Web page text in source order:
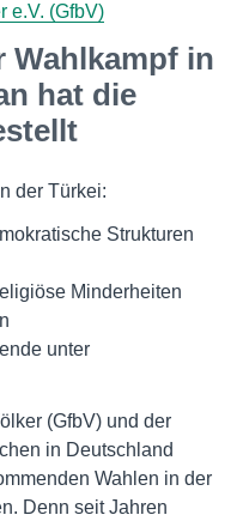
e.V. (GfbV)
Wahlkampf in
hat die
der Türkei:
Strukturen
Minderheiten
unter
(GfbV) und der
in Deutschland
Wahlen in der
Denn seit Jahren